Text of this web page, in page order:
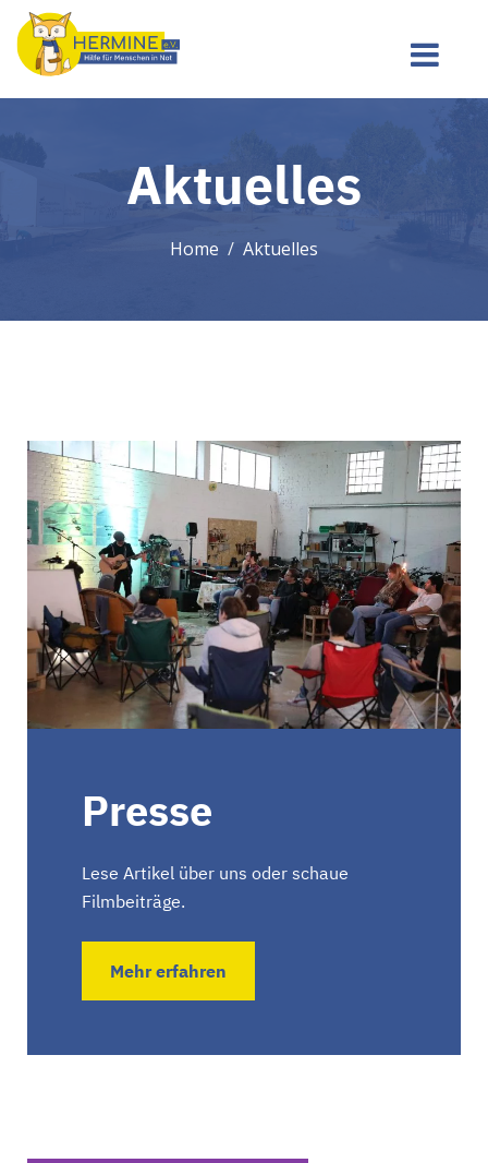
Aktuelles
Home Aktuelles
Presse
Lese Artikel über uns oder schaue
Filmbeiträge.
Mehr erfahren